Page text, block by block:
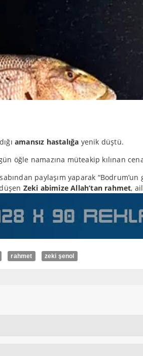
amansız hastalığa yenik düştü.
öğle namazına müteakip kılınan
paylaşım yaparak
Zeki abimize Allah’tan rahmet,
rahmet zeki şenol